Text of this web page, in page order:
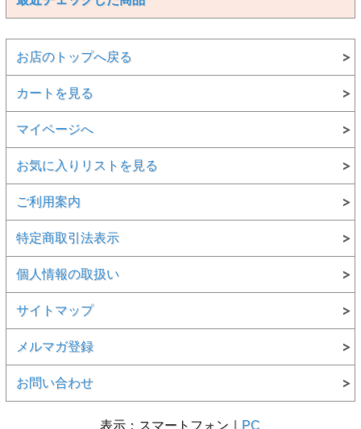
お店のトップへ戻る
カートを見る
マイページへ
お気に入りリストを見る
ご利用案内
特定商取引法表示
個人情報の取扱い
サイトマップ
メルマガ登録
お問い合わせ
表示：スマートフォン｜ PC